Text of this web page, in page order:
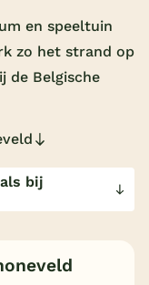
en speeltuin
zo het strand op
de Belgische
bij